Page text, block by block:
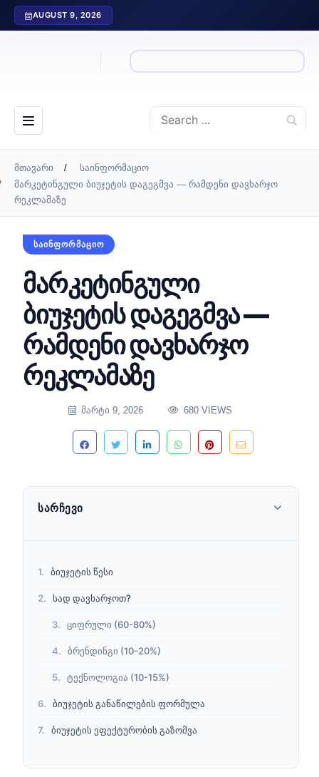
AUGUST 9, 2026
მთავარი
საინფორმაციო
მარკეტინგული ბიუჯეტის დაგეგმვა — რამდენი დავხარჯო
რეკლამაზე
ᲡᲐᲘᲜᲤᲝᲠᲛᲐᲪᲘᲝ
მარკეტინგული
ბიუჯეტის დაგეგმვა —
რამდენი დავხარჯო
რეკლამაზე
ᲛᲐᲠᲢᲘ 9, 2026 680 VIEWS
ᲡᲐᲠᲩᲔᲕᲘ
ბიუჯეტის წესი
სად დავხარჯოთ?
ციფრული (60-80%)
ბრენდინგი (10-20%)
ტექნოლოგია (10-15%)
ბიუჯეტის განაწილების ფორმულა
ბიუჯეტის ეფექტურობის გაზომვა